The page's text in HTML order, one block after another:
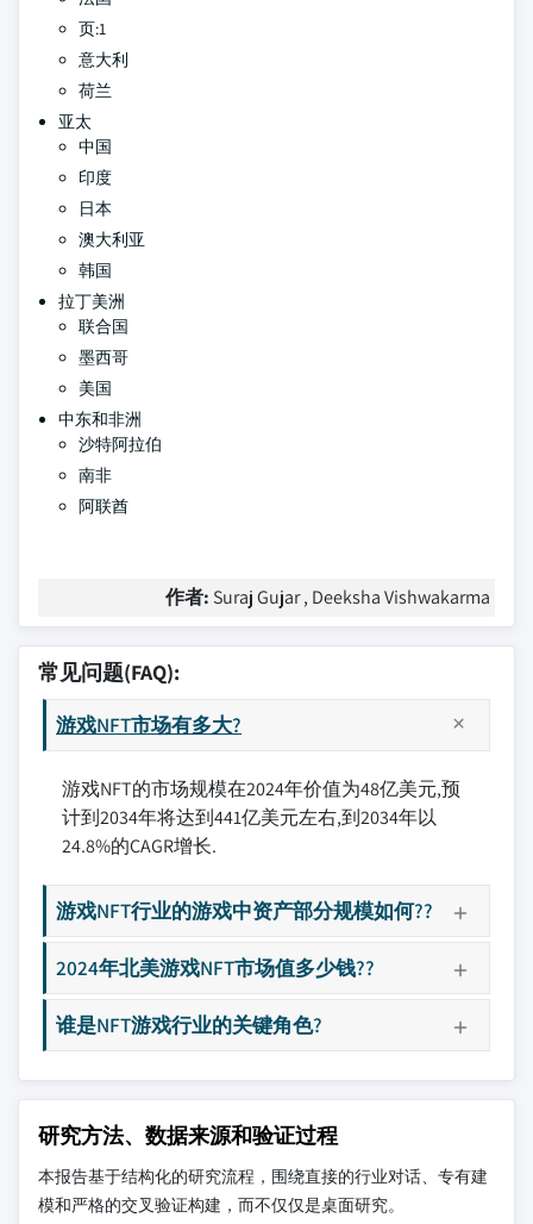
页:1
意大利
荷兰
亚太
中国
印度
日本
澳大利亚
韩国
拉丁美洲
联合国
墨西哥
美国
中东和非洲
沙特阿拉伯
南非
阿联酋
作者: Suraj Gujar , Deeksha Vishwakarma
常见问题(FAQ):
游戏NFT市场有多大?
游戏NFT的市场规模在2024年价值为48亿美元,预
计到2034年将达到441亿美元左右,到2034年以
24.8%的CAGR增长.
游戏NFT行业的游戏中资产部分规模如何??
2024年北美游戏NFT市场值多少钱??
谁是NFT游戏行业的关键角色?
研究方法、数据来源和验证过程
本报告基于结构化的研究流程，围绕直接的行业对话、专有建
模和严格的交叉验证构建，而不仅仅是桌面研究。